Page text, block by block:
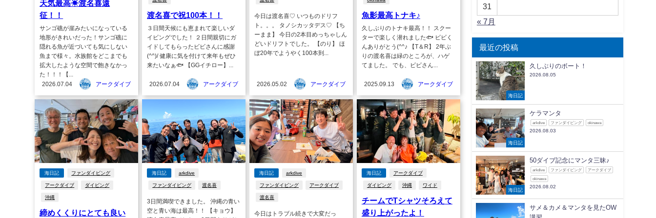
天気最高☀渡名喜遠
征！！
サンゴ礁が崖みたいになっている
地形がきれいだった！サンゴ礁に
隠れる魚が近づいても気にしない
魚まで様々。水族館をどこまでも
拡大したような空間で飽きなかっ
た！！！【...
2026.07.04
アークダイブ
渡名喜で祝100本！！
３日間天候にも恵まれて楽しいダ
イビングでした！ ２日間親切にガ
イドしてもらったビビさんに感謝
(^^)/ 健康に気を付けて来年もぜひ
来たいなぁ🐟 【GGイチロー】...
2026.07.04 アークダイブ
今日は渡名喜♡ いつものドリフ
ト。。。 タノシカッタデス♡ 【ち
ーまま】 今日の2本目めっちゃしん
どいドリフトでした。 【のり】 ほ
ぼ20年でようやく100本到...
2026.05.02 アークダイブ
魚影最高トナキ♪
久しぶりのトナキ最高！！ スクー
ターで楽しく潜れました🐟 ビビく
んありがとう(^^♪ 【T＆R】 2年ぶ
りの渡名喜は緑のところが、ハゲ
てました。 でも、ビビさん...
2025.09.13 アークダイブ
海日記 ファンダイビング
アークダイブ ダイビング
沖縄
締めくくりにとても良い
海日記 arkdive
ファンダイビング 渡名喜
3日間満喫できました。 沖縄の青い
空と青い海は最高！！ 【キョウ】
海日記 arkdive
ファンダイビング アークダイブ
渡名喜
今日はトラブル続きで大変だっ
海日記 アークダイブ
ダイビング 沖縄 ワイド
チームでTシャツそろえて
盛り上がったよ！
31
« 7月
最近の投稿
海日記
久しぶりのボート！
2026.08.05
海日記
ケラマンタ
arkdive ファンダイビング okinawa
2026.08.03
海日記
50ダイブ記念にマンタ三昧♪
arkdive ファンダイビング アークダイブ
okinawa
2026.08.02
サメ＆カメ＆マンタを見たOW